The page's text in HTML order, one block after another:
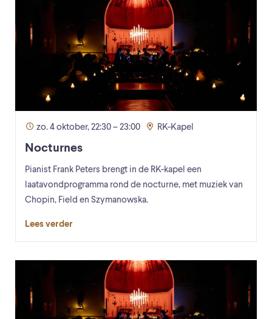
zo. 4 oktober, 22:30 – 23:00 RK-Kapel
Nocturnes
Pianist Frank Peters brengt in de RK-kapel een
laatavondprogramma rond de nocturne, met muziek van
Chopin, Field en Szymanowska.
Lees verder